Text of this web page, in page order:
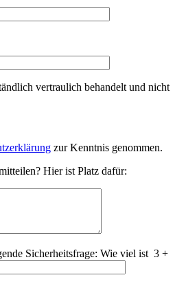
vertraulich behandelt und nicht
zur Kenntnis genommen.
Hier ist Platz dafür:
Sicherheitsfrage: Wie viel ist 3 +